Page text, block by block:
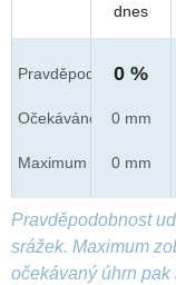
Pravděpod.
Očekáváno
Maximum
dnes
0 %
0 mm
0 mm
Pravděpodobnost
srážek. Maximum
očekávaný úhrn